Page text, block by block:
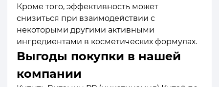
Кроме того, эффективность может
снизиться при взаимодействии с
некоторыми другими активными
ингредиентами в косметических формулах.
Выгоды покупки в нашей
компании